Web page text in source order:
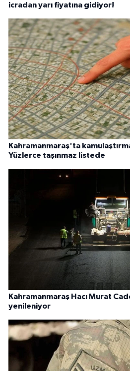
icradan yarı fiyatına gidiyor!
Kahramanmaraş'ta
Yüzlerce taşınmaz listede
Kahramanmaraş Hacı Murat
yenileniyor